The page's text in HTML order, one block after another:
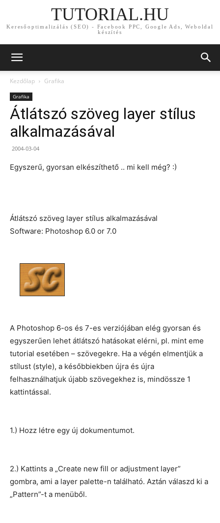
TUTORIAL.HU
Keresőoptimalizálás (SEO) - Facebook PPC, Google Ads, Weboldal
készítés
Kezdőlap Grafika
Grafika
Átlátszó szöveg layer stílus
alkalmazásával
2004-03-04
Egyszerű, gyorsan elkészíthető .. mi kell még? :)
Átlátszó szöveg layer stílus alkalmazásával
Software: Photoshop 6.0 or 7.0
A Photoshop 6-os és 7-es verziójában elég gyorsan és
egyszerűen lehet átlátszó hatásokat elérni, pl. mint eme
tutorial esetében – szövegekre. Ha a végén elmentjük a
stílust (style), a későbbiekben újra és újra
felhasználhatjuk újabb szövegekhez is, mindössze 1
kattintással.
1.) Hozz létre egy új dokumentumot.
2.) Kattints a „Create new fill or adjustment layer”
gombra, ami a layer palette-n található. Aztán válaszd ki a
„Pattern”-t a menüből.